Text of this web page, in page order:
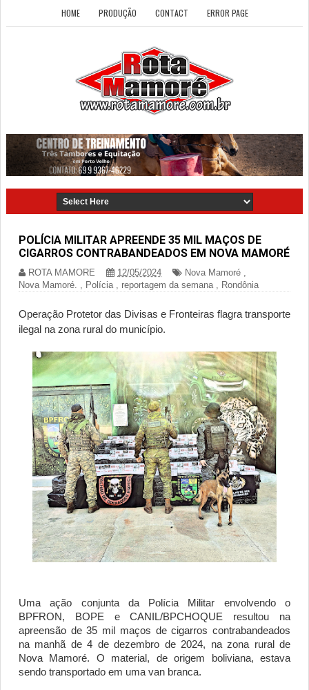
HOME PRODUÇÃO CONTACT ERROR PAGE
POLÍCIA MILITAR APREENDE 35 MIL MAÇOS DE
CIGARROS CONTRABANDEADOS EM NOVA MAMORÉ
ROTA MAMORE 12/05/2024 Nova Mamoré ,
Nova Mamoré. , Polícia, reportagem da semana, Rondônia
Operação Protetor das Divisas e Fronteiras flagra transporte
ilegal na zona rural do município.
Uma ação conjunta da Polícia Militar envolvendo o
BPFRON, BOPE e CANIL/BPCHOQUE resultou na
apreensão de 35 mil maços de cigarros contrabandeados
na manhã de 4 de dezembro de 2024, na zona rural de
Nova Mamoré. O material, de origem boliviana, estava
sendo transportado em uma van branca.